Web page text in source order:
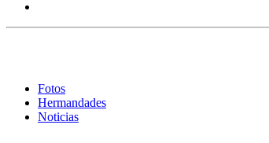
Fotos
Hermandades
Noticias